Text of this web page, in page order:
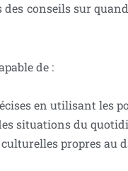
conseils sur
de :
en utilisant les
situations du
propres au